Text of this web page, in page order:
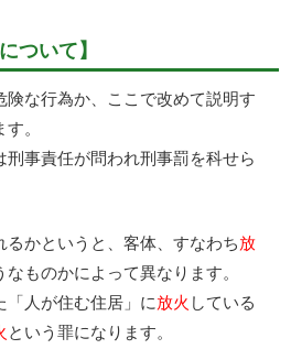
ついて】
険な行為か、ここで改めて説明す
。
刑事責任が問われ刑事罰を科せら
かというと、客体、すなわち放
ものかによって異なります。
人が住む住居」に放火 している
という罪になります。